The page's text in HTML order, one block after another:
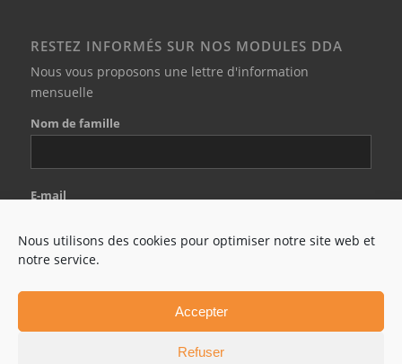
Nous utilisons des cookies pour optimiser notre site web et
notre service.
Accepter
Refuser
RESTEZ INFORMÉS SUR NOS MODULES DDA
Nous vous proposons une lettre d'information
mensuelle
Nom de famille
E-mail
J'accepte les conditions générales